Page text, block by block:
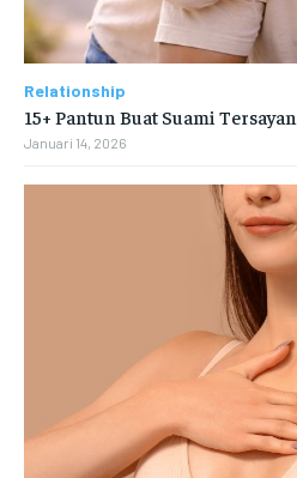
Relationship
15+ Pantun Buat Suami
Januari 14, 2026